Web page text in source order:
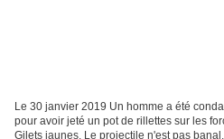
Le 30 janvier 2019 Un homme a été
pour avoir jeté un pot de rillettes sur les
Gilets jaunes. Le projectile n'est pas